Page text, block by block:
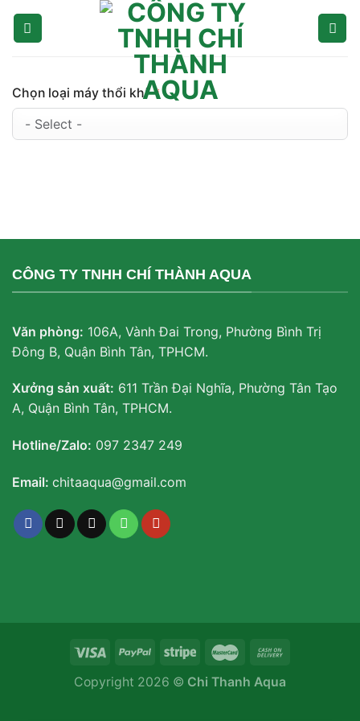
Skip
Chọn loại máy thổi khí
CÔNG TY TNHH CHÍ THÀNH AQUA
Văn phòng: 106A, Vành Đai Trong, Phường Bình Trị
Đông B, Quận Bình Tân, TPHCM.
Xưởng sản xuất: 611 Trần Đại Nghĩa, Phường Tân Tạo
A, Quận Bình Tân, TPHCM.
Hotline/Zalo: 097 2347 249
Email: chitaaqua@gmail.com
Copyright 2026 © Chi Thanh Aqua